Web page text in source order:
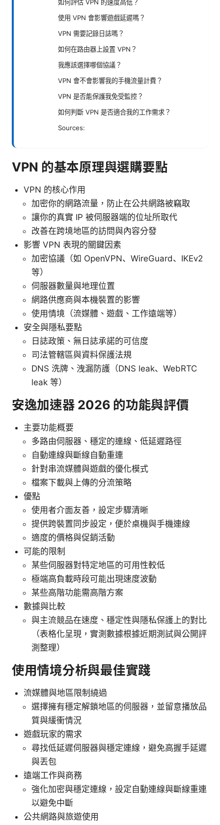
如何評估 VPN 的速度高低？
使用 VPN 會影響遊戲延遲嗎？
VPN 需要記錄日誌嗎？
如何在路由器上設置 VPN？
我應該選擇哪個協議？
VPN 會不會影響我的手機流量計費？
VPN 是否能保護我免受監控？
如何判斷 VPN 是否適合我的工作需求？
Sources:
VPN 的基本原理與選購要點
VPN 的核心作用
加密你的網路流量，防止在公共網路被竊取
讓你的真實 IP 被伺服器端的位址所取代
改善在跨境地區的訪問與內容分發
影響 VPN 表現的關鍵因素
加密協議（如 OpenVPN、WireGuard、IKEv2
等）
伺服器數量與地理位置
網路供應商與本機裝置的影響
使用情境（流媒體、遊戲、工作遠端等）
安全與隱私要點
日誌政策、無日誌承諾的可信度
司法管轄區與資料保護法規
DNS 洗牌、洩漏防護（DNS leak、WebRTC
leak 等）
安逸加速器 2026 的功能與評價
主要功能概要
多路由伺服器、穩定的連線、低延遲路徑
自動連線與斷線自動重連
針對串流媒體與遊戲的優化模式
檔案下載與上傳的分流策略
優點
使用者介面友善，設定步驟清晰
提供跨裝置同步設定，便於桌機與手機連線
適度的價格與促銷活動
可能的限制
某些伺服器對特定地區的可用性較低
極端高負載時段可能出現速度波動
某些高階功能需高階方案
數據與比較
與主流競品在速度、穩定性與隱私保護上的對比
（表格化呈現，實測數據根據近期測試與公開評
測整理）
使用情境分析與最佳實踐
流媒體與地區限制繞過
選擇擁有穩定解鎖地區的伺服器，並留意播放品
質與緩衝情況
遊戲玩家的需求
尋找低延遲伺服器與穩定連線，避免高握手延遲
與丟包
遠端工作與商務
強化加密與穩定連線，設定自動連線與斷線重連
以避免中斷
公共網路與旅遊使用